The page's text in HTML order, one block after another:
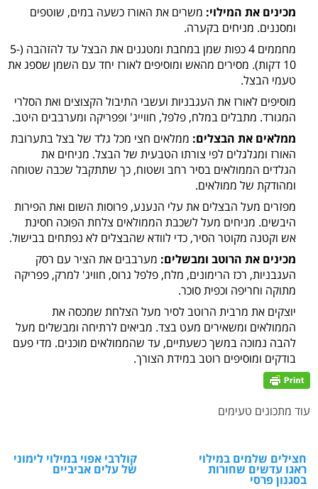
מכינים את המילוי: משרים את האורז כשעה במים, שוטפים
ומסננים. מניחים בקערה.
מחממים 4 כפות שמן במחבת ומטגנים את הבצל עד להזהבה (5-
10 דקות). מסירים מהאש ומוסיפים לאורז יחד עם השמן שספג את
טעמי הבצל.
מוסיפים לאורז את העגבניות ועשבי התיבול הקצוצים ואת הסלרי
המגורד. מתבלים במלח, פלפל, חווייג' ופפריקה ומערבבים היטב.
ממלאים את הבצלים: ממלאים חצי מכל גלד של בצל בתערובת
האורז ומגלגלים לפי צורתו הטבעית של הבצל. מניחים את
הגלדים הממולאים בסיר רחב ושטוח, כך שתתקבל שכבה שטוחה
ומהודקת של ממולאים.
מפזרים מעל הבצלים את עלי הנענע, פרוסות השום ואת הפירות
היבשים. מניחים מעל לשכבת הממולאים צלחת הפוכה חסינת
אש וקטנה מקוטר הסיר, כדי לוודא שהבצלים לא נפתחים בבישול.
מכינים את הרוטב ומבשלים: מערבבים את הציר עם רסק
העגבניות, רכז הרימונים, מלח, פלפל גרוס, חוויג' למרק, פפריקה
מתוקה וחריפה וכפית סוכר.
יוצקים את מרבית הרוטב לסיר מעל הצלחת שמכסה את
הממולאים ומשאירים מעט בצד. מביאים לרתיחה ומבשלים מעל
להבה נמוכה במשך כשעתיים, עד שהממולאים מוכנים. מדי פעם
בודקים ומוסיפים רוטב במידת הצורך.
עוד מתכונים טעימים
חצילים שלמים במילוי
ראגו עדשים שחורות
בסגנון פרסי
קולרבי אפוי במילוי לימוני
של עלים אביביים